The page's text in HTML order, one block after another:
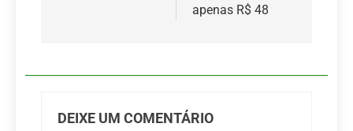
apenas R$ 48
DEIXE UM COMENTÁRIO